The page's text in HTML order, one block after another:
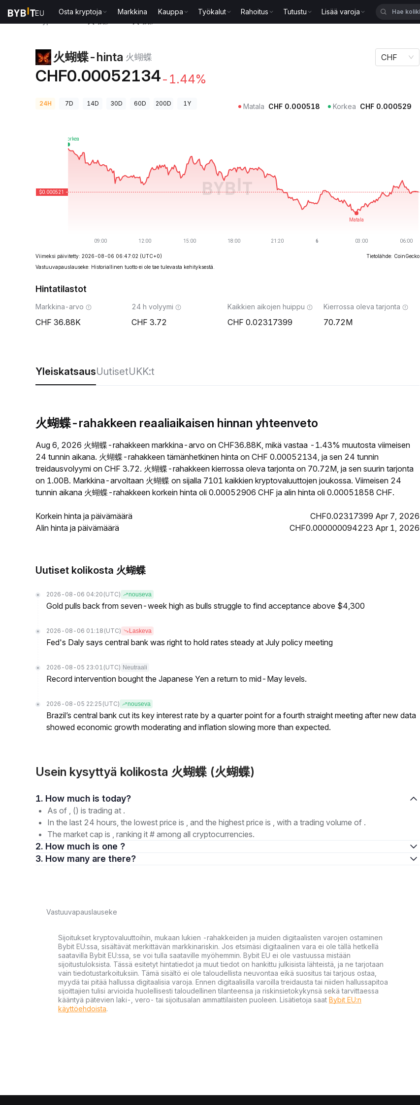
Osta kryptoja Markkina Kauppa Työkalut Rahoitus Tutustu Lisää varoja
火蝴蝶-hinta 火蝴蝶
CHF0.00052134-1.44%
CHF
24H 7D 14D 30D 60D 200D 1Y Matala CHF 0.000518 Korkea CHF 0.000529
Viimeksi päivitetty: 2026-08-06 06:47:02 (UTC+0)
Tietolähde: CoinGecko
Vastuuvapauslauseke: Historiallinen tuotto ei ole tae tulevasta kehityksestä.
Hintatilastot
Markkina-arvo
36.88K
24 h volyymi
3.72
Kaikkien aikojen huippu
0.02317399
Kierrossa oleva tarjonta
70.72M
YleiskatsausUutisetUKK:t
火蝴蝶-rahakkeen reaaliaikaisen hinnan yhteenveto
Aug 6, 2026 火蝴蝶-rahakkeen markkina-arvo on CHF36.88K, mikä vastaa -1.43% muutosta viimeisen
24 tunnin aikana. 火蝴蝶-rahakkeen tämänhetkinen hinta on CHF 0.00052134, ja sen 24 tunnin
treidausvolyymi on CHF 3.72. 火蝴蝶-rahakkeen kierrossa oleva tarjonta on 70.72M, ja sen suurin tarjonta
on 1.00B. Markkina-arvoltaan 火蝴蝶 on sijalla 7101 kaikkien kryptovaluuttojen joukossa. Viimeisen 24
tunnin aikana 火蝴蝶-rahakkeen korkein hinta oli 0.00052906 CHF ja alin hinta oli 0.00051858 CHF.
Korkein hinta ja päivämäärä
CHF0.02317399 Apr 7, 2026
Alin hinta ja päivämäärä
CHF0.000000094223 Apr 1, 2026
Uutiset kolikosta 火蝴蝶
2026-08-06 04:20 (UTC) nouseva
Gold pulls back from seven-week high as bulls struggle to find acceptance above $4,300
2026-08-06 01:18 (UTC) Laskeva
Fed's Daly says central bank was right to hold rates steady at July policy meeting
2026-08-05 23:01 (UTC) Neutraali
Record intervention bought the Japanese Yen a return to mid-May levels.
2026-08-05 22:25 (UTC) nouseva
Brazil’s central bank cut its key interest rate by a quarter point for a fourth straight meeting after new data
showed economic growth moderating and inflation slowing more than expected.
Usein kysyttyä kolikosta 火蝴蝶 (火蝴蝶)
1. How much is today?
As of , () is trading at .
In the last 24 hours, the lowest price is , and the highest price is , with a trading volume of .
The market cap is , ranking it # among all cryptocurrencies.
2. How much is one ?
3. How many are there?
Vastuuvapauslauseke
Sijoitukset kryptovaluuttoihin, mukaan lukien -rahakkeiden ja muiden digitaalisten varojen ostaminen
Bybit EU:ssa, sisältävät merkittävän markkinariskin. Jos etsimäsi digitaalinen vara ei ole tällä hetkellä
saatavilla Bybit EU:ssa, se voi tulla saataville myöhemmin. Bybit EU ei ole vastuussa mistään
sijoitustuloksista. Tässä esitetyt hintatiedot ja muut tiedot on hankittu julkisista lähteistä, ja ne tarjotaan
vain tiedotustarkoituksiin. Tämä sisältö ei ole taloudellista neuvontaa eikä suositus tai tarjous ostaa,
myydä tai pitää hallussa digitaalisia varoja. Ennen digitaalisilla varoilla treidausta tai niiden hallussapitoa
sijoittajien tulisi arvioida huolellisesti taloudellinen tilanteensa ja riskinsietokykynsä sekä tarvittaessa
kääntyä pätevien laki-, vero- tai sijoitusalan ammattilaisten puoleen. Lisätietoja saat Bybit EU:n
käyttöehdoista.